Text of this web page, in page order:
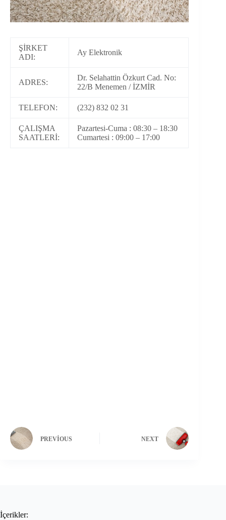
ŞİRKET
ADI:
Ay Elektronik
ADRES:
Dr. Selahattin Özkurt Cad. No:
22/B Menemen / İZMİR
TELEFON: (232) 832 02 31
ÇALIŞMA
SAATLERİ:
Pazartesi-Cuma : 08:30 – 18:30
Cumartesi : 09:00 – 17:00
PREVIOUS NEXT
İçerikler: